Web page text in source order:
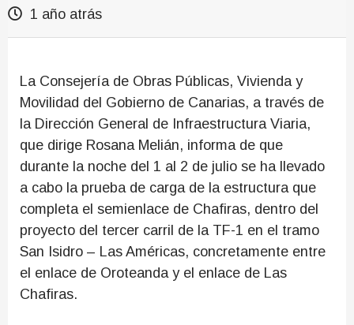
1 año atrás
La Consejería de Obras Públicas, Vivienda y
Movilidad del Gobierno de Canarias, a través de
la Dirección General de Infraestructura Viaria,
que dirige Rosana Melián, informa de que
durante la noche del 1 al 2 de julio se ha llevado
a cabo la prueba de carga de la estructura que
completa el semienlace de Chafiras, dentro del
proyecto del tercer carril de la TF-1 en el tramo
San Isidro – Las Américas, concretamente entre
el enlace de Oroteanda y el enlace de Las
Chafiras.